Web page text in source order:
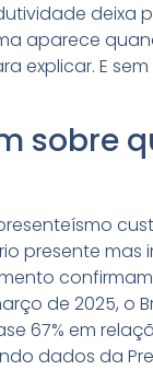
deixa
aparece
explicar. E
sobre
presente
de 2025, o
67% em
dados da